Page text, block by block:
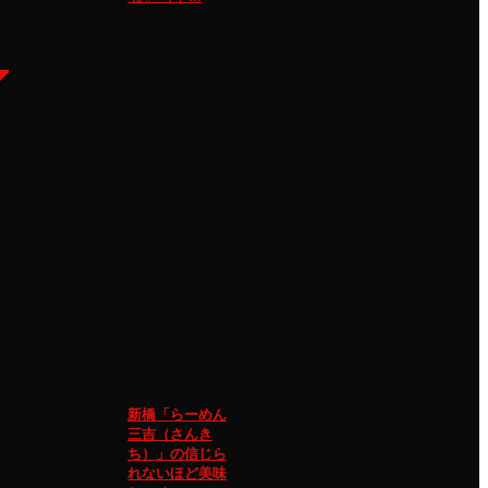
新橋「らーめん
三吉（さんき
ち）」の信じら
れないほど美味